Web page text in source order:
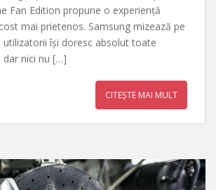
Fan Edition propune o experiență
mai prietenos. Samsung mizează pe
își doresc absolut toate
nici nu […]
CITEȘTE MAI MULT